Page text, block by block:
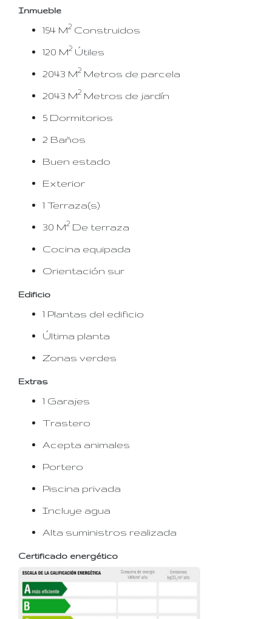
Inmueble
154 M2 Construidos
120 M2 Útiles
2043 M2 Metros de parcela
2043 M2 Metros de jardín
5 Dormitorios
2 Baños
Buen estado
Exterior
1 Terraza(s)
30 M2 De terraza
Cocina equipada
Orientación sur
Edificio
1 Plantas del edificio
Última planta
Zonas verdes
Extras
1 Garajes
Trastero
Acepta animales
Portero
Piscina privada
Incluye agua
Alta suministros realizada
Certificado energético